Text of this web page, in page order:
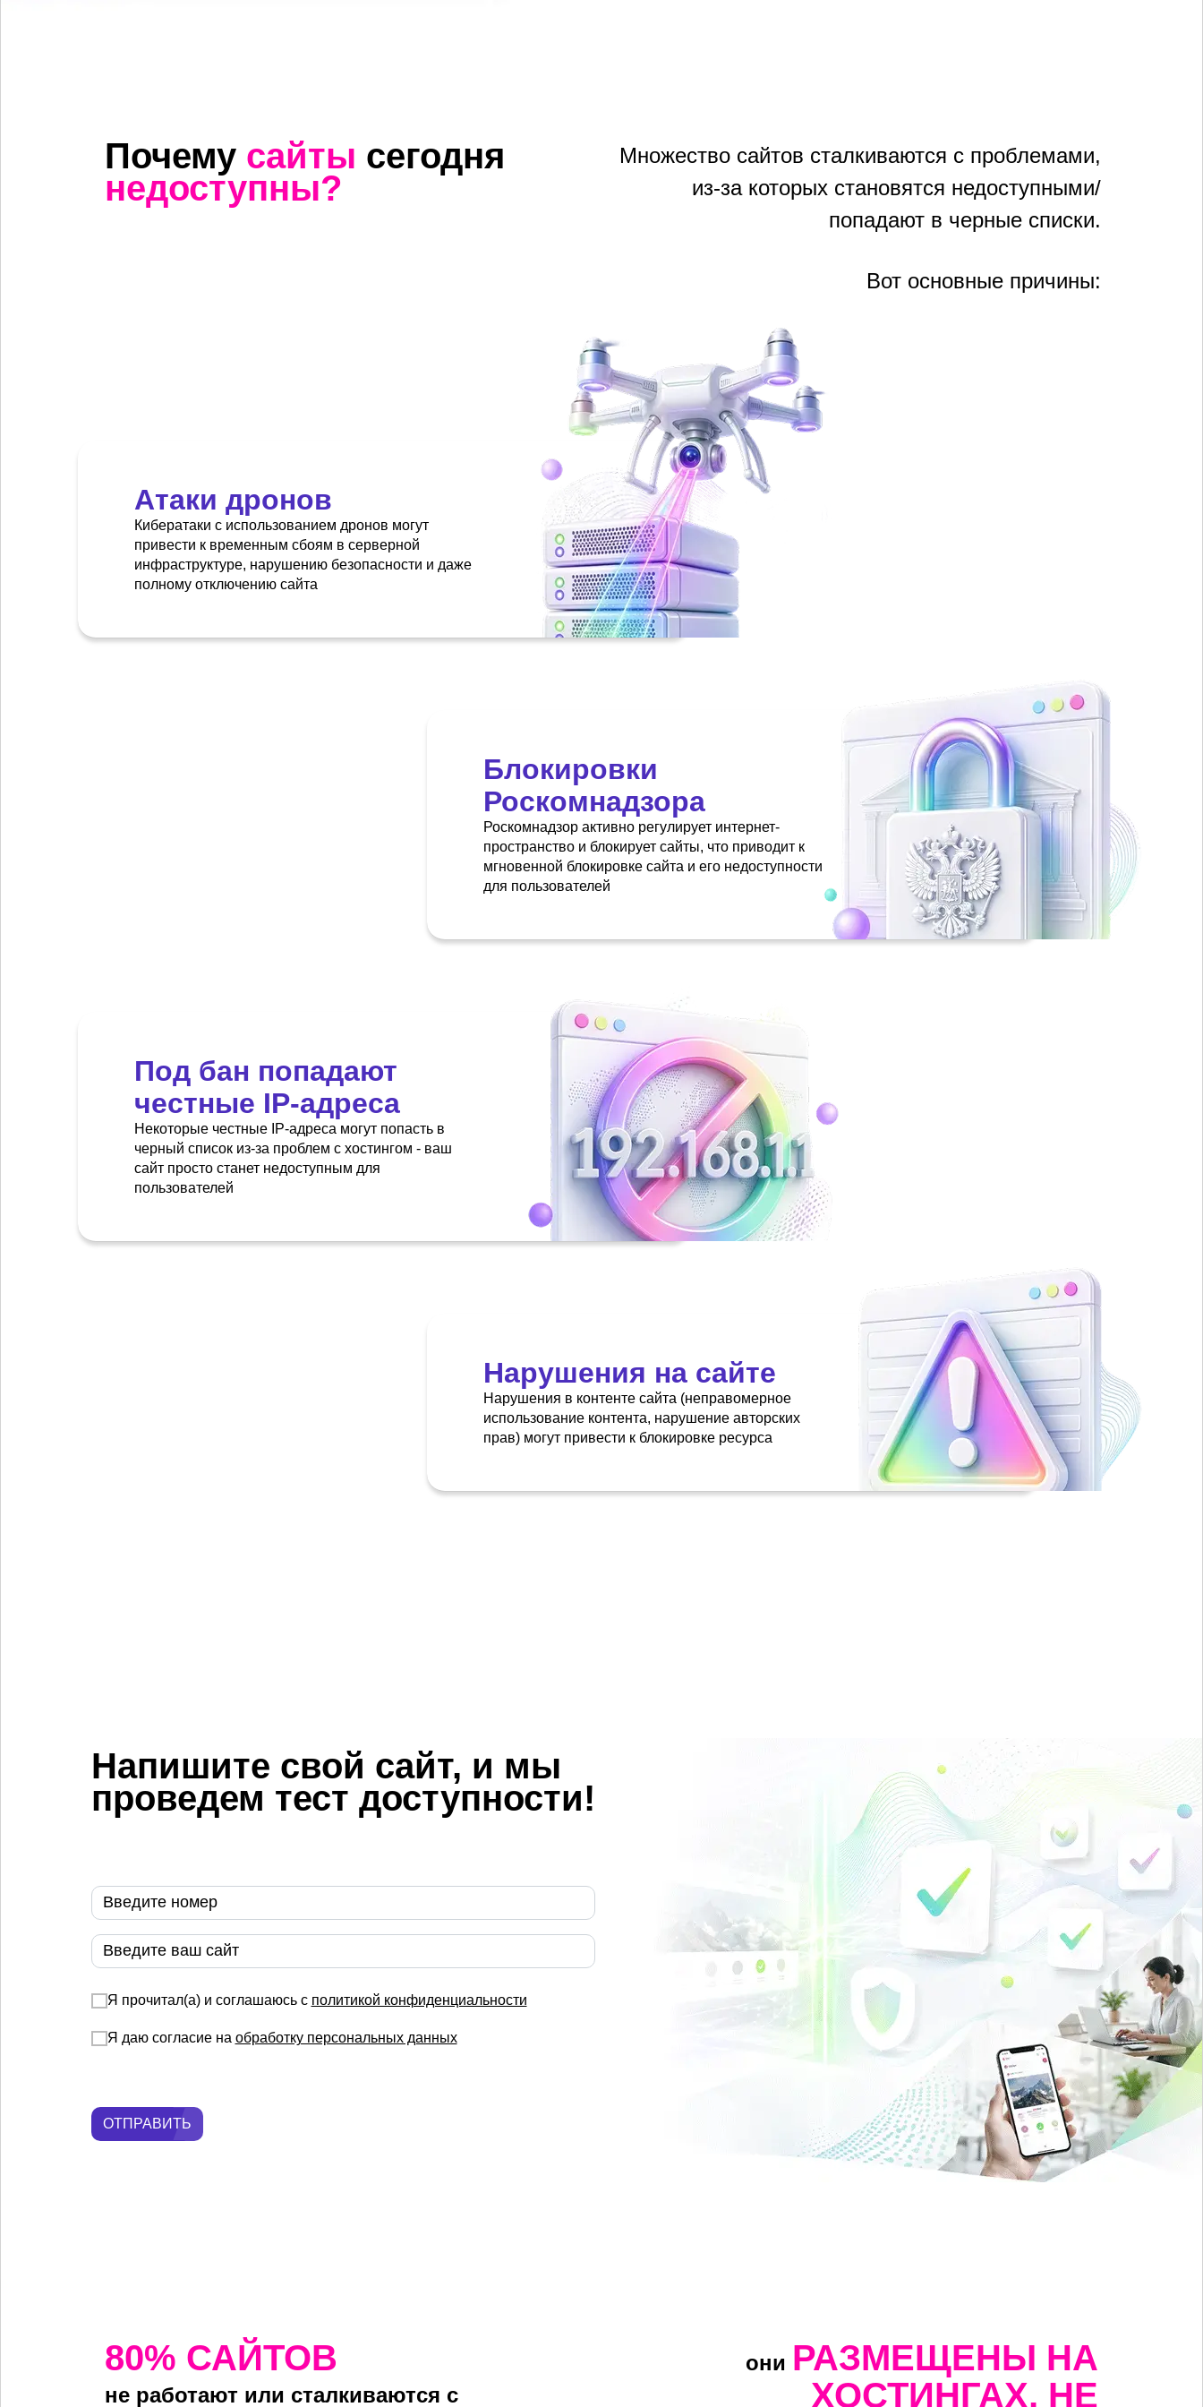
Почему сайты сегодня
недоступны?
Множество сайтов сталкиваются с проблемами,
из-за которых становятся недоступными/
попадают в черные списки.
Вот основные причины:
Атаки дронов
Кибератаки с использованием дронов могут
привести к временным сбоям в серверной
инфраструктуре, нарушению безопасности и даже
полному отключению сайта
Блокировки
Роскомнадзора
Роскомнадзор активно регулирует интернет-
пространство и блокирует сайты, что приводит к
мгновенной блокировке сайта и его недоступности
для пользователей
Под бан попадают
честные IP-адреса
Некоторые честные IP-адреса могут попасть в
черный список из-за проблем с хостингом - ваш
сайт просто станет недоступным для
пользователей
Нарушения на сайте
Нарушения в контенте сайта (неправомерное
использование контента, нарушение авторских
прав) могут привести к блокировке ресурса
Напишите свой сайт, и мы
проведем тест доступности!
Я прочитал(а) и соглашаюсь с политикой конфиденциальности
Я даю согласие на обработку персональных данных
ОТПРАВИТЬ
80% САЙТОВ
не работают или сталкиваются с
они РАЗМЕЩЕНЫ НА
ХОСТИНГАХ, НЕ